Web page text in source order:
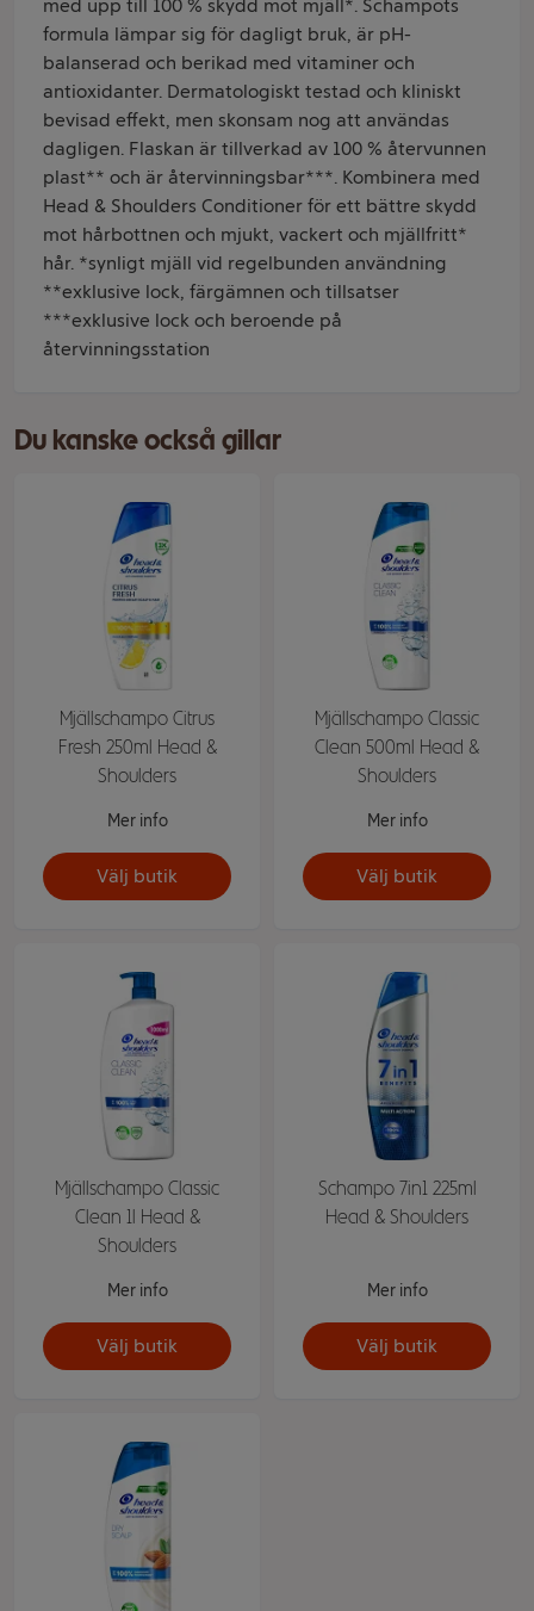
med upp till 100 % skydd mot mjäll*. Schampots
formula lämpar sig för dagligt bruk, är pH-
balanserad och berikad med vitaminer och
antioxidanter. Dermatologiskt testad och kliniskt
bevisad effekt, men skonsam nog att användas
dagligen. Flaskan är tillverkad av 100 % återvunnen
plast** och är återvinningsbar***. Kombinera med
Head & Shoulders Conditioner för ett bättre skydd
mot hårbottnen och mjukt, vackert och mjällfritt*
hår. *synligt mjäll vid regelbunden användning
**exklusive lock, färgämnen och tillsatser
***exklusive lock och beroende på
återvinningsstation
Du kanske också gillar
Mjällschampo Citrus
Fresh 250ml Head &
Shoulders
Mer info
Välj butik
Mjällschampo Classic
Clean 500ml Head &
Shoulders
Mer info
Välj butik
Mjällschampo Classic
Clean 1l Head &
Shoulders
Mer info
Välj butik
Schampo 7in1 225ml
Head & Shoulders
Mer info
Välj butik